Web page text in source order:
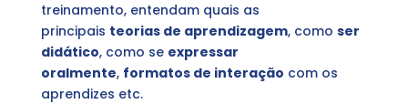
treinamento, entendam quais as
principais teorias de aprendizagem, como ser
didático, como se expressar
oralmente, formatos de interação com os
aprendizes etc.